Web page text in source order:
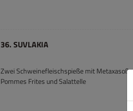
36. SUVLAKIA
Zwei Schweinefleischspieße mit Metaxasoße
Pommes Frites und Salattelle